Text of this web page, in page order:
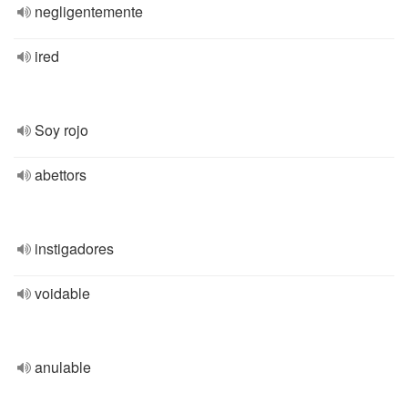
negligentemente
ired
Soy rojo
abettors
instigadores
voidable
anulable